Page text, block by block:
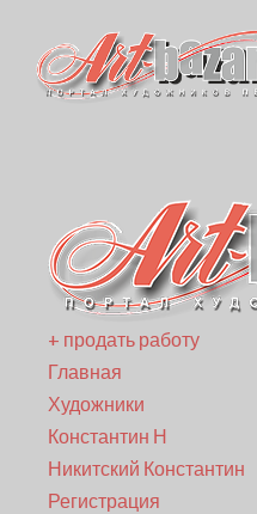
+ продать работу
Главная
Художники
Константин Н
Никитский Константин
Регистрация